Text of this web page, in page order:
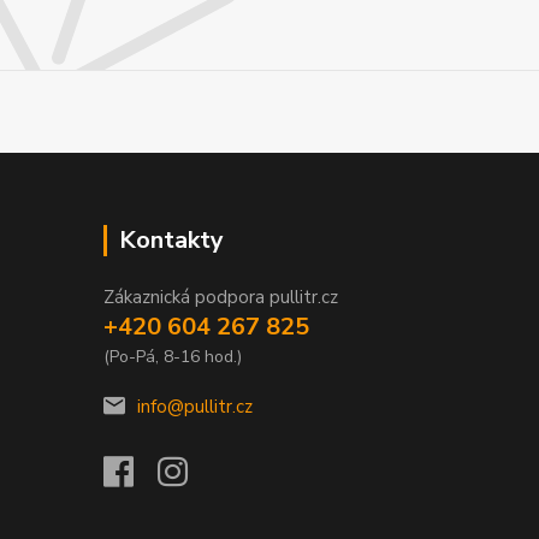
Kontakty
Zákaznická podpora pullitr.cz
+420 604 267 825
(Po-Pá, 8-16 hod.)
info@pullitr.cz